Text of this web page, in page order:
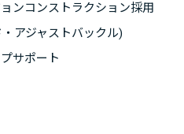
ンコンストラクション採用
アジャストバックル)
サポート